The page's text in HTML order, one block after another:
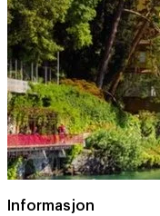
Informasjon